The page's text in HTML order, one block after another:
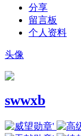
分享
留言板
个人资料
头像
swwxb